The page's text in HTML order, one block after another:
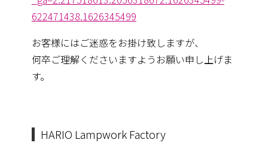
622471438.1626345499
お客様にはご迷惑をお掛け致しますが、
何卒ご理解くださいますようお願い申し上げま
す。
HARIO Lampwork Factory